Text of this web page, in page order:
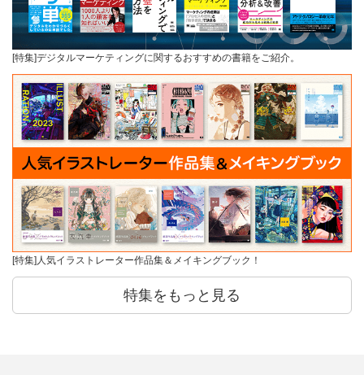
[特集]デジタルマーケティングに関するおすすめの書籍をご紹介。
[特集]人気イラストレーター作品集＆メイキングブック！
特集をもっと見る